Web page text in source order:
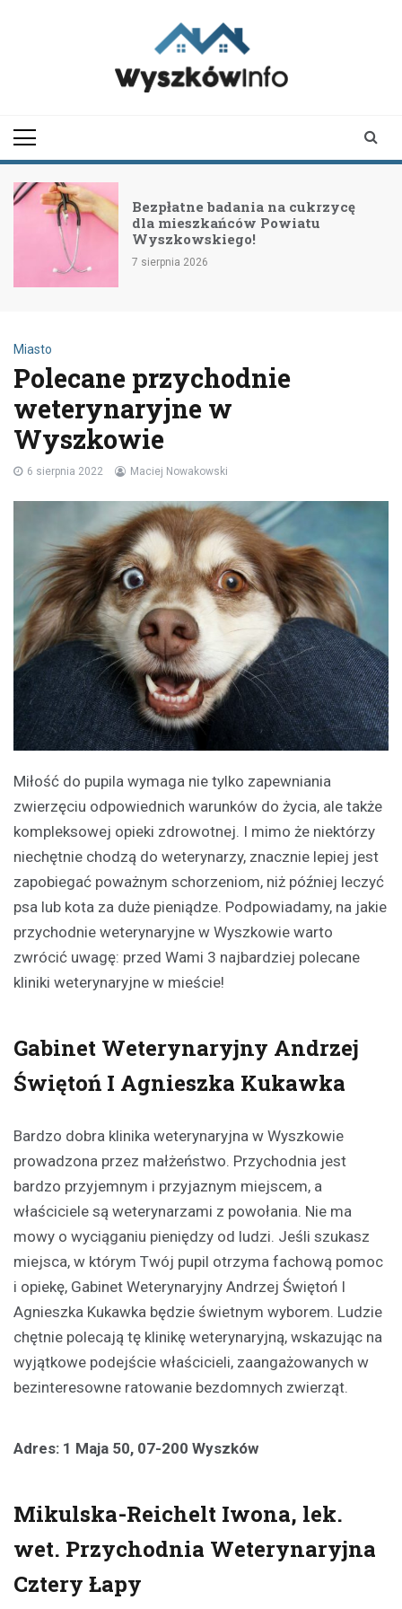
Bezpłatne badania na cukrzycę
dla mieszkańców Powiatu
Wyszkowskiego!
7 sierpnia 2026
Miasto
Polecane przychodnie
weterynaryjne w
Wyszkowie
6 sierpnia 2022 Maciej Nowakowski
Miłość do pupila wymaga nie tylko zapewniania
zwierzęciu odpowiednich warunków do życia, ale także
kompleksowej opieki zdrowotnej. I mimo że niektórzy
niechętnie chodzą do weterynarzy, znacznie lepiej jest
zapobiegać poważnym schorzeniom, niż później leczyć
psa lub kota za duże pieniądze. Podpowiadamy, na jakie
przychodnie weterynaryjne w Wyszkowie warto
zwrócić uwagę: przed Wami 3 najbardziej polecane
kliniki weterynaryjne w mieście!
Gabinet Weterynaryjny Andrzej
Świętoń I Agnieszka Kukawka
Bardzo dobra klinika weterynaryjna w Wyszkowie
prowadzona przez małżeństwo. Przychodnia jest
bardzo przyjemnym i przyjaznym miejscem, a
właściciele są weterynarzami z powołania. Nie ma
mowy o wyciąganiu pieniędzy od ludzi. Jeśli szukasz
miejsca, w którym Twój pupil otrzyma fachową pomoc
i opiekę, Gabinet Weterynaryjny Andrzej Świętoń I
Agnieszka Kukawka będzie świetnym wyborem. Ludzie
chętnie polecają tę klinikę weterynaryjną, wskazując na
wyjątkowe podejście właścicieli, zaangażowanych w
bezinteresowne ratowanie bezdomnych zwierząt.
Adres: 1 Maja 50, 07-200 Wyszków
Mikulska-Reichelt Iwona, lek.
wet. Przychodnia Weterynaryjna
Cztery Łapy